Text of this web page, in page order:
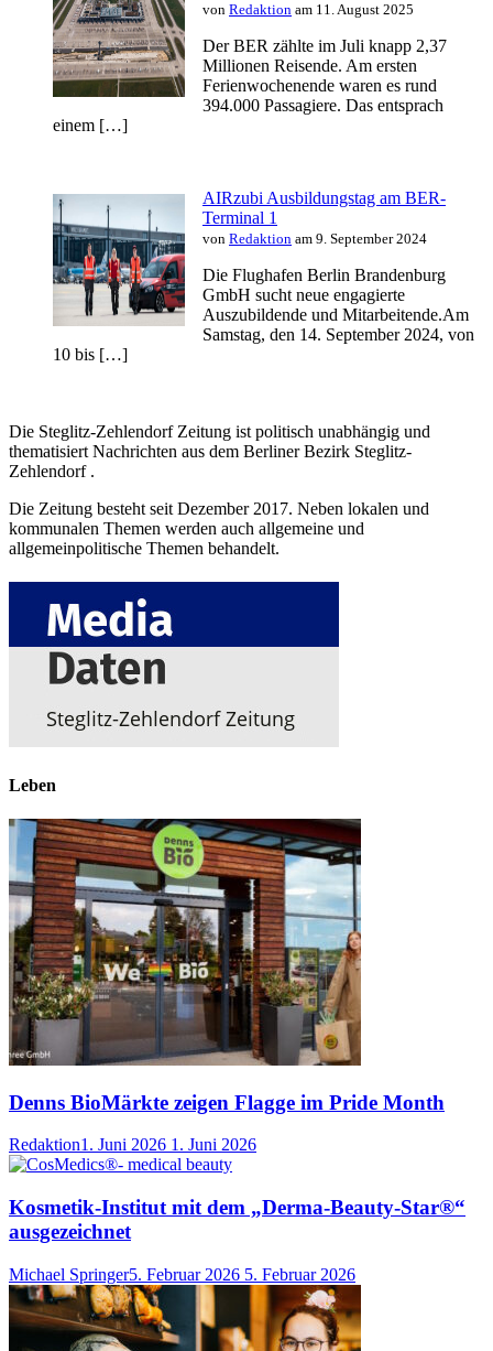
von Redaktion am 11. August 2025
Der BER zählte im Juli knapp 2,37
Millionen Reisende. Am ersten
Ferienwochenende waren es rund
394.000 Passagiere. Das entsprach
einem […]
AIRzubi Ausbildungstag am BER-
Terminal 1
von Redaktion am 9. September 2024
Die Flughafen Berlin Brandenburg
GmbH sucht neue engagierte
Auszubildende und Mitarbeitende.Am
Samstag, den 14. September 2024, von
10 bis […]
Die Steglitz-Zehlendorf Zeitung ist politisch unabhängig und
thematisiert Nachrichten aus dem Berliner Bezirk Steglitz-
Zehlendorf .
Die Zeitung besteht seit Dezember 2017. Neben lokalen und
kommunalen Themen werden auch allgemeine und
allgemeinpolitische Themen behandelt.
Leben
Denns BioMärkte zeigen Flagge im Pride Month
Redaktion1. Juni 2026 1. Juni 2026
Kosmetik-Institut mit dem „Derma-Beauty-Star®“
ausgezeichnet
Michael Springer5. Februar 2026 5. Februar 2026